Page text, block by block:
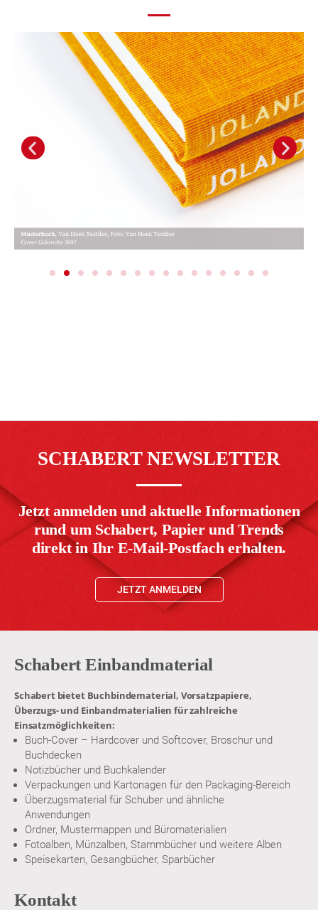
SCHABERT NEWSLETTER
Jetzt anmelden und aktuelle Informationen
rund um Schabert, Papier und Trends
direkt in Ihr E-Mail-Postfach erhalten.
JETZT ANMELDEN
Schabert Einbandmaterial
Schabert bietet Buchbindematerial, Vorsatzpapiere,
Überzugs- und Einbandmaterialien für zahlreiche
Einsatzmöglichkeiten:
Buch-Cover – Hardcover und Softcover, Broschur und
Buchdecken
Notizbücher und Buchkalender
Verpackungen und Kartonagen für den Packaging-Bereich
Überzugsmaterial für Schuber und ähnliche
Anwendungen
Ordner, Mustermappen und Büromaterialien
Fotoalben, Münzalben, Stammbücher und weitere Alben
Speisekarten, Gesangbücher, Sparbücher
Kontakt